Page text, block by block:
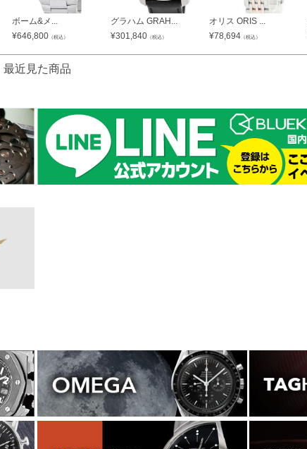
ボーム&メ...
¥646,800 （税込）
グラハム GRAH...
¥301,840 （税込）
オリス ORIS ...
¥78,694 （税込）
最近見た商品